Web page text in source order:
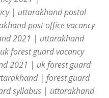
| uttarakhand postal
post office vacancy
2021 | uttarakhand
forest guard vacancy
2021 | uk forest guard
| forest guard
syllabus | uttarakhand